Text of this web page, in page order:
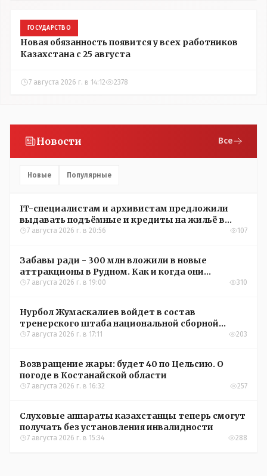
ГОСУДАРСТВО
Новая обязанность появится у всех работников
Казахстана с 25 августа
7 августа 2026 г. в 14:12 2378
Новости Все
Новые Популярные
IT-специалистам и архивистам предложили
выдавать подъёмные и кредиты на жильё в
сёлах Казахстана
7 августа 2026 г. в 20:56 107
Забавы ради - 300 млн вложили в новые
аттракционы в Рудном. Как и когда они
окупятся?
7 августа 2026 г. в 19:00 310
Нурбол Жумаскалиев войдет в состав
тренерского штаба национальной сборной
Казахстана по футболу
7 августа 2026 г. в 17:11 203
Возвращение жары: будет 40 по Цельсию. О
погоде в Костанайской области
7 августа 2026 г. в 16:32 257
Слуховые аппараты казахстанцы теперь смогут
получать без установления инвалидности
7 августа 2026 г. в 15:34 288